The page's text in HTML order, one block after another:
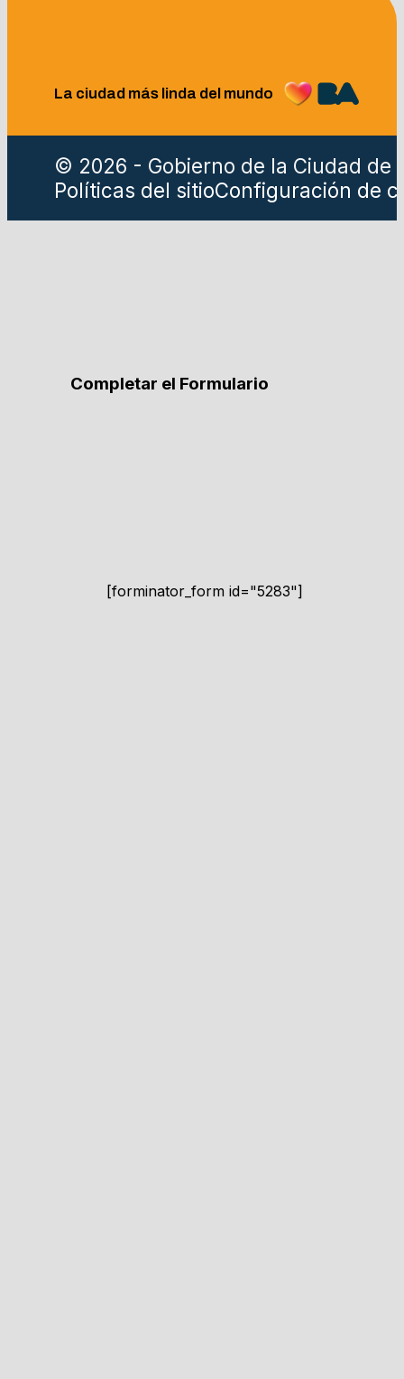
La ciudad más linda del mundo
© 2026 - Gobierno de la Ciudad de
Políticas del sitioConfiguración de
Completar el Formulario
[forminator_form id="5283"]